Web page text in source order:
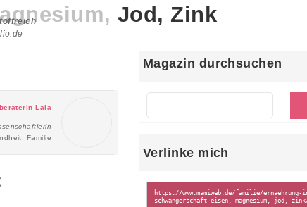
Jod, Zink
Lala
Familie
Magazin durchsuchen
Verlinke mich